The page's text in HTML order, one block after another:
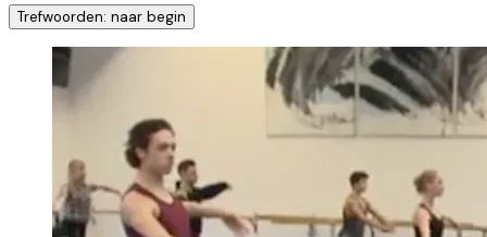
Trefwoorden: naar begin